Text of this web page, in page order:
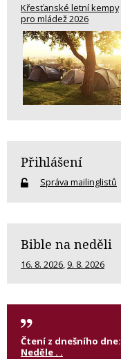
Křesťanské letní kempy
pro mládež 2026
Přihlášení
Správa mailinglistů
Bible na neděli
16. 8. 2026 9. 8. 2026
Čtení z dnešního dne:
Neděle . .